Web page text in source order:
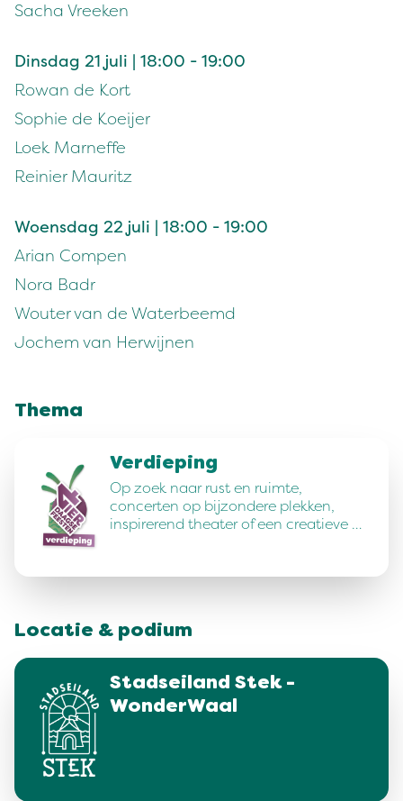
Sacha Vreeken
Dinsdag 21 juli | 18:00 - 19:00
Rowan de Kort
Sophie de Koeijer
Loek Marneffe
Reinier Mauritz
Woensdag 22 juli | 18:00 - 19:00
Arian Compen
Nora Badr
Wouter van de Waterbeemd
Jochem van Herwijnen
Thema
Verdieping
Op zoek naar rust en ruimte,
concerten op bijzondere plekken,
inspirerend theater of een creatieve …
Locatie & podium
Stadseiland Stek -
WonderWaal